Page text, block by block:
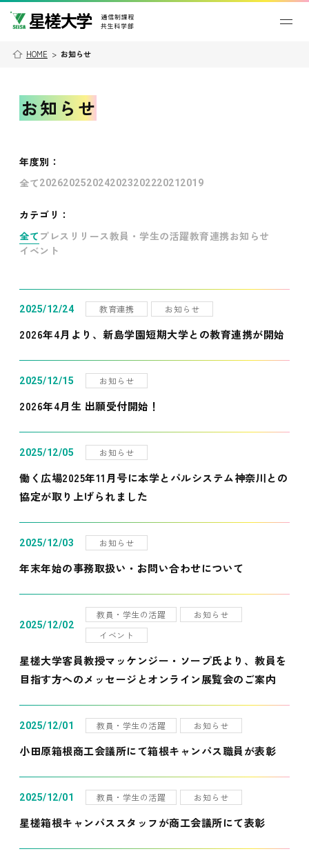
HOME > お知らせ
お知らせ
年度別 ：
全て202620252024202320222021 2019
カテゴリ：
全て プレスリリース教員・学生の活躍教育連携お知らせ
イベント
2025/12/24 教育連携 お知らせ
2026年4月より、新島学園短期大学との教育連携が開始
2025/12/15 お知らせ
2026年4月生 出願受付開始！
2025/12/05 お知らせ
働く広場2025年11月号に本学とパルシステム神奈川との
協定が取り上げられました
2025/12/03 お知らせ
年末年始の事務取扱い・お問い合わせについて
2025/12/02
教員・学生の活躍
お知らせ
イベント
星槎大学客員教授マッケンジー・ソープ氏より、教員を
目指す方へのメッセージとオンライン展覧会のご案内
2025/12/01 教員・学生の活躍 お知らせ
小田原箱根商工会議所にて箱根キャンパス職員が表彰
2025/12/01 教員・学生の活躍 お知らせ
星槎箱根キャンパススタッフが商工会議所にて表彰